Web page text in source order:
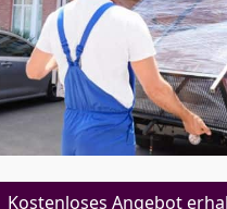
Kostenloses Angebot